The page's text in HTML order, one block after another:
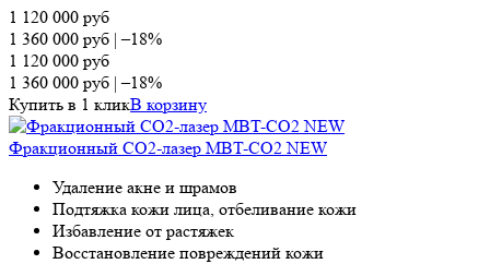
1 120 000 руб
1 360 000 руб |–18%
1 120 000 руб
1 360 000 руб |–18%
Купить в 1 кликВ корзину
Фракционный СО2-лазер MBT-CO2 NEW
Удаление акне и шрамов
Подтяжка кожи лица, отбеливание кожи
Избавление от растяжек
Восстановление повреждений кожи